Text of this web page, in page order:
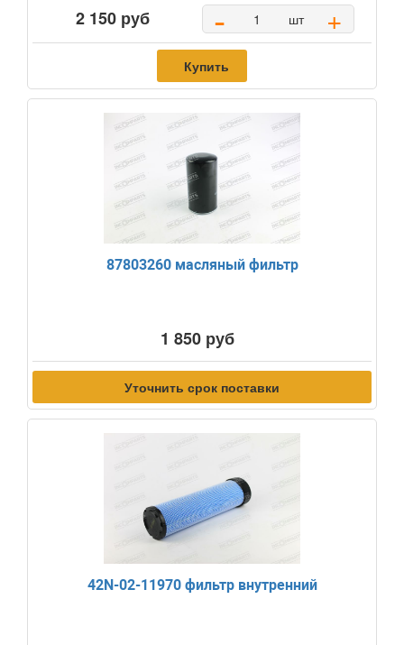
2 150 руб - шт +
Купить
87803260 масляный фильтр
1 850 руб
Уточнить срок поставки
42N-02-11970 фильтр внутренний